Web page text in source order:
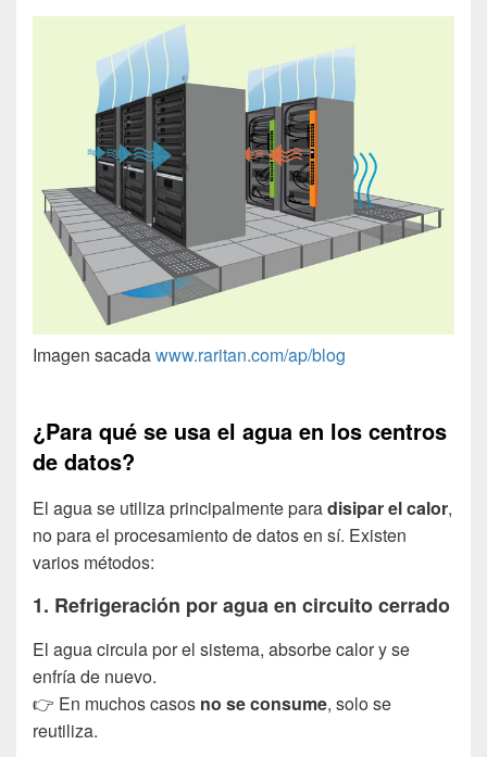
Imagen sacadawww.raritan.com/ap/blog
¿Para qué se usa el agua en los centros
de datos?
El agua se utiliza principalmente paradisipar el calor,
no para el procesamiento de datos en sí. Existen
varios métodos:
1. Refrigeración por agua en circuito cerrado
El agua circula por el sistema, absorbe calor y se
enfría de nuevo.
👉 En muchos casos no se consume, solo se
reutiliza.